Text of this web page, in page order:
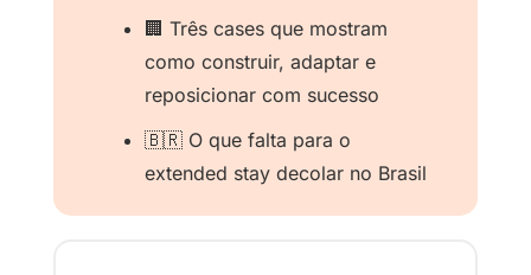
🏢 Três cases que mostram
como construir, adaptar e
reposicionar com sucesso
🇧🇷 O que falta para o
extended stay decolar no Brasil